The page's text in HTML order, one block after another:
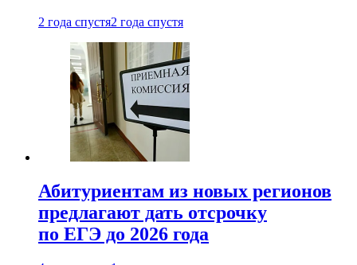
2 года спустя2 года спустя
Абитуриентам из новых регионов
предлагают дать отсрочку
по ЕГЭ до 2026 года